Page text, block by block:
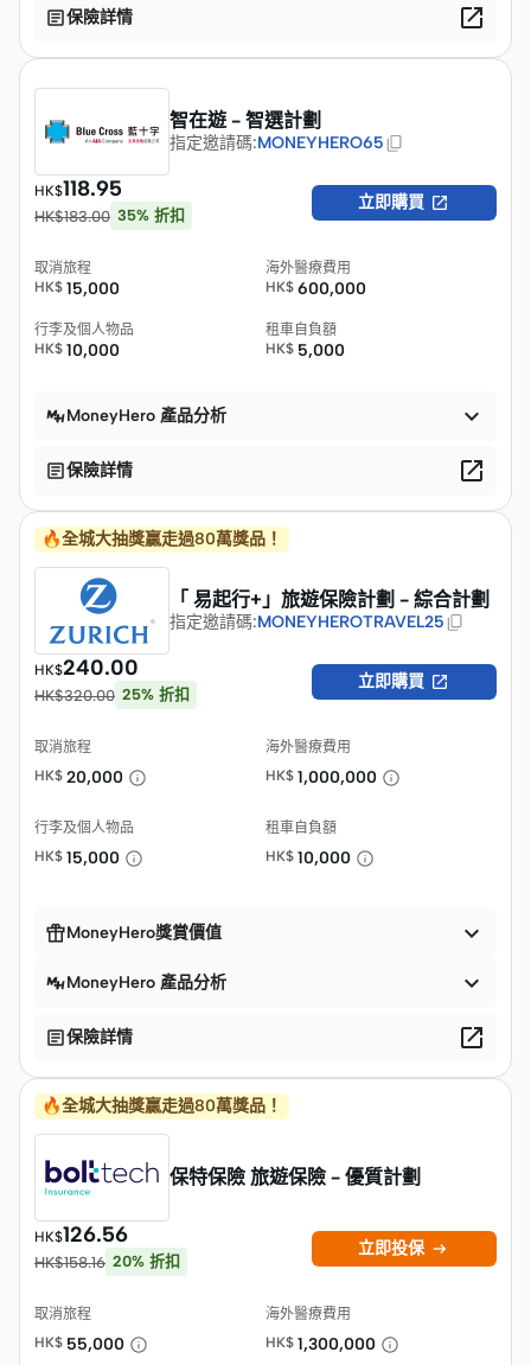
保險詳情 
智在遊 - 智選計劃
指定邀請碼:MONEYHERO65
HK$118.95
HK$183.00 35% 折扣
立即購買 
取消旅程
HK$ 15,000
海外醫療費用
HK$ 600,000
行李及個人物品
HK$ 10,000
租車自負額
HK$ 5,000
MoneyHero 產品分析 
保險詳情 
🔥全城大抽獎贏走過80萬獎品！
「 易起行+」旅遊保險計劃 - 綜合計劃
指定邀請碼:MONEYHEROTRAVEL25
HK$240.00
HK$320.00 25% 折扣
立即購買 
取消旅程
HK$ 20,000
海外醫療費用
HK$ 1,000,000
行李及個人物品
HK$ 15,000
租車自負額
HK$ 10,000
MoneyHero獎賞價值 
MoneyHero 產品分析 
保險詳情 
🔥全城大抽獎贏走過80萬獎品！
保特保險 旅遊保險 - 優質計劃
HK$126.56
HK$158.16 20% 折扣
立即投保 
取消旅程
HK$ 55,000
海外醫療費用
HK$ 1,300,000